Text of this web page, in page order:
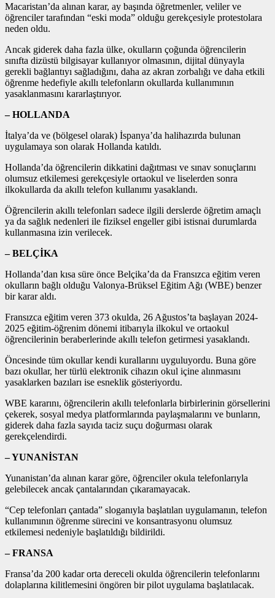
Macaristan’da alınan karar, ay başında öğretmenler, veliler ve
öğrenciler tarafından “eski moda” olduğu gerekçesiyle protestolara
neden oldu.
Ancak giderek daha fazla ülke, okulların çoğunda öğrencilerin
sınıfta dizüstü bilgisayar kullanıyor olmasının, dijital dünyayla
gerekli bağlantıyı sağladığını, daha az akran zorbalığı ve daha etkili
öğrenme hedefiyle akıllı telefonların okullarda kullanımının
yasaklanmasını kararlaştırıyor.
– HOLLANDA
İtalya’da ve (bölgesel olarak) İspanya’da halihazırda bulunan
uygulamaya son olarak Hollanda katıldı.
Hollanda’da öğrencilerin dikkatini dağıtması ve sınav sonuçlarını
olumsuz etkilemesi gerekçesiyle ortaokul ve liselerden sonra
ilkokullarda da akıllı telefon kullanımı yasaklandı.
Öğrencilerin akıllı telefonları sadece ilgili derslerde öğretim amaçlı
ya da sağlık nedenleri ile fiziksel engeller gibi istisnai durumlarda
kullanmasına izin verilecek.
– BELÇİKA
Hollanda’dan kısa süre önce Belçika’da da Fransızca eğitim veren
okulların bağlı olduğu Valonya-Brüksel Eğitim Ağı (WBE) benzer
bir karar aldı.
Fransızca eğitim veren 373 okulda, 26 Ağustos’ta başlayan 2024-
2025 eğitim-öğrenim dönemi itibarıyla ilkokul ve ortaokul
öğrencilerinin beraberlerinde akıllı telefon getirmesi yasaklandı.
Öncesinde tüm okullar kendi kurallarını uyguluyordu. Buna göre
bazı okullar, her türlü elektronik cihazın okul içine alınmasını
yasaklarken bazıları ise esneklik gösteriyordu.
WBE kararını, öğrencilerin akıllı telefonlarla birbirlerinin görsellerini
çekerek, sosyal medya platformlarında paylaşmalarını ve bunların,
giderek daha fazla sayıda taciz suçu doğurması olarak
gerekçelendirdi.
– YUNANİSTAN
Yunanistan’da alınan karar göre, öğrenciler okula telefonlarıyla
gelebilecek ancak çantalarından çıkaramayacak.
“Cep telefonları çantada” sloganıyla başlatılan uygulamanın, telefon
kullanımının öğrenme sürecini ve konsantrasyonu olumsuz
etkilemesi nedeniyle başlatıldığı bildirildi.
– FRANSA
Fransa’da 200 kadar orta dereceli okulda öğrencilerin telefonlarını
dolaplarına kilitlemesini öngören bir pilot uygulama başlatılacak.